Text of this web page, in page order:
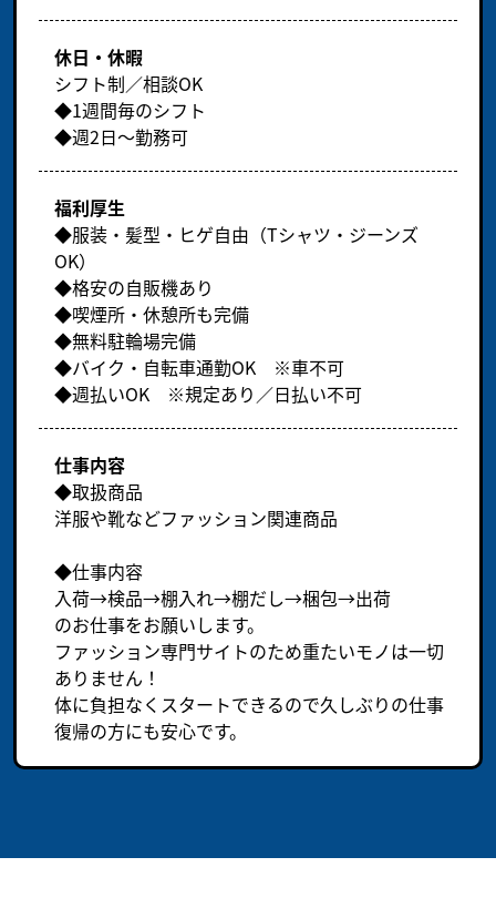
休日・休暇
シフト制／相談OK
◆1週間毎のシフト
◆週2日～勤務可
福利厚生
◆服装・髪型・ヒゲ自由（Tシャツ・ジーンズ
OK）
◆格安の自販機あり
◆喫煙所・休憩所も完備
◆無料駐輪場完備
◆バイク・自転車通勤OK ※車不可
◆週払いOK ※規定あり／日払い不可
仕事内容
◆取扱商品
洋服や靴などファッション関連商品
◆仕事内容
入荷→検品→棚入れ→棚だし→梱包→出荷
のお仕事をお願いします。
ファッション専門サイトのため重たいモノは一切
ありません！
体に負担なくスタートできるので久しぶりの仕事
復帰の方にも安心です。